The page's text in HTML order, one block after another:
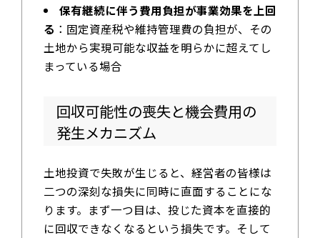
保有継続に伴う費用負担が事業効果を上回
る ：固定資産税や維持管理費の負担が、その
土地から実現可能な収益を明らかに超えてし
まっている場合
回収可能性の喪失と機会費用の
発生メカニズム
土地投資で失敗が生じると、経営者の皆様は
二つの深刻な損失に同時に直面することにな
ります。まず一つ目は、投じた資本を直接的
に回収できなくなるという損失です。そして